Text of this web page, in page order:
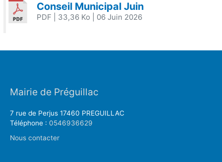
Conseil Municipal Juin
PDF | 33,36 Ko | 06 Juin 2026
Mairie de Préguillac
7 rue de Perjus 17460 PREGUILLAC
Téléphone : 0546936629
Nous contacter